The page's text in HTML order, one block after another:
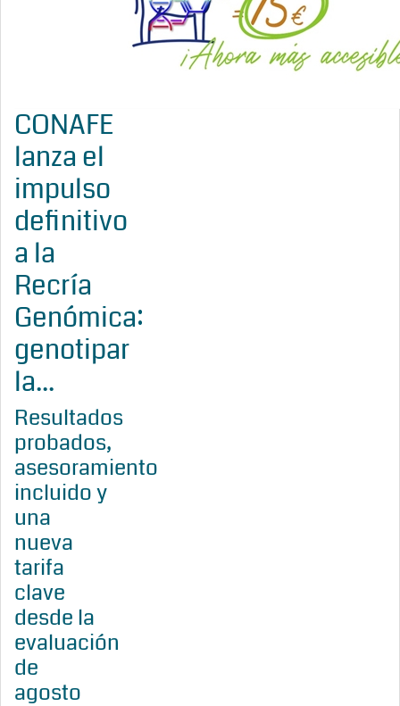
CONAFE
lanza el
impulso
definitivo
a la
Recría
Genómica:
genotipar
la...
Resultados
probados,
asesoramiento
incluido y
una
nueva
tarifa
clave
desde la
evaluación
de
agosto